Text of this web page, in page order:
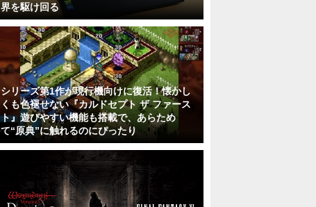
界を駆け回る
シリーズ第1作が現行機向けに復活！懐かし
くも色褪せない『カルドセプト ザ ファース
ト』遊びやすい機能も搭載で、あらため
て“原典”に触れるのにぴったり